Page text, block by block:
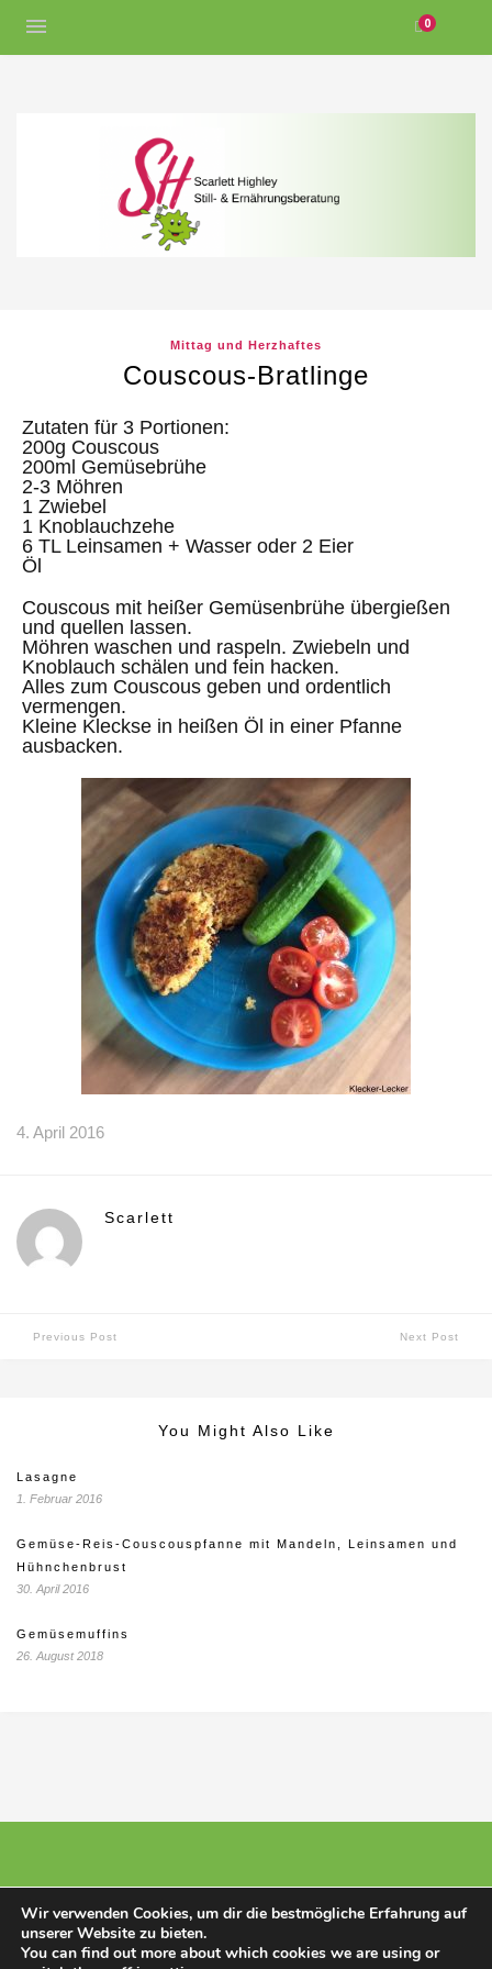
0
Mittag und Herzhaftes
Couscous-Bratlinge
Zutaten für 3 Portionen:
200g Couscous
200ml Gemüsebrühe
2-3 Möhren
1 Zwiebel
1 Knoblauchzehe
6 TL Leinsamen + Wasser oder 2 Eier
Öl
Couscous mit heißer Gemüsenbrühe übergießen
und quellen lassen.
Möhren waschen und raspeln. Zwiebeln und
Knoblauch schälen und fein hacken.
Alles zum Couscous geben und ordentlich
vermengen.
Kleine Kleckse in heißen Öl in einer Pfanne
ausbacken.
4. April 2016
Scarlett
Previous Post Next Post
You Might Also Like
Lasagne
1. Februar 2016
Gemüse-Reis-Couscouspfanne mit Mandeln, Leinsamen und
Hühnchenbrust
30. April 2016
Gemüsemuffins
26. August 2018
© 2025 - Stillberatunghannover
Wir verwenden Cookies, um dir die bestmögliche Erfahrung auf
unserer Website zu bieten.
You can find out more about which cookies we are using or